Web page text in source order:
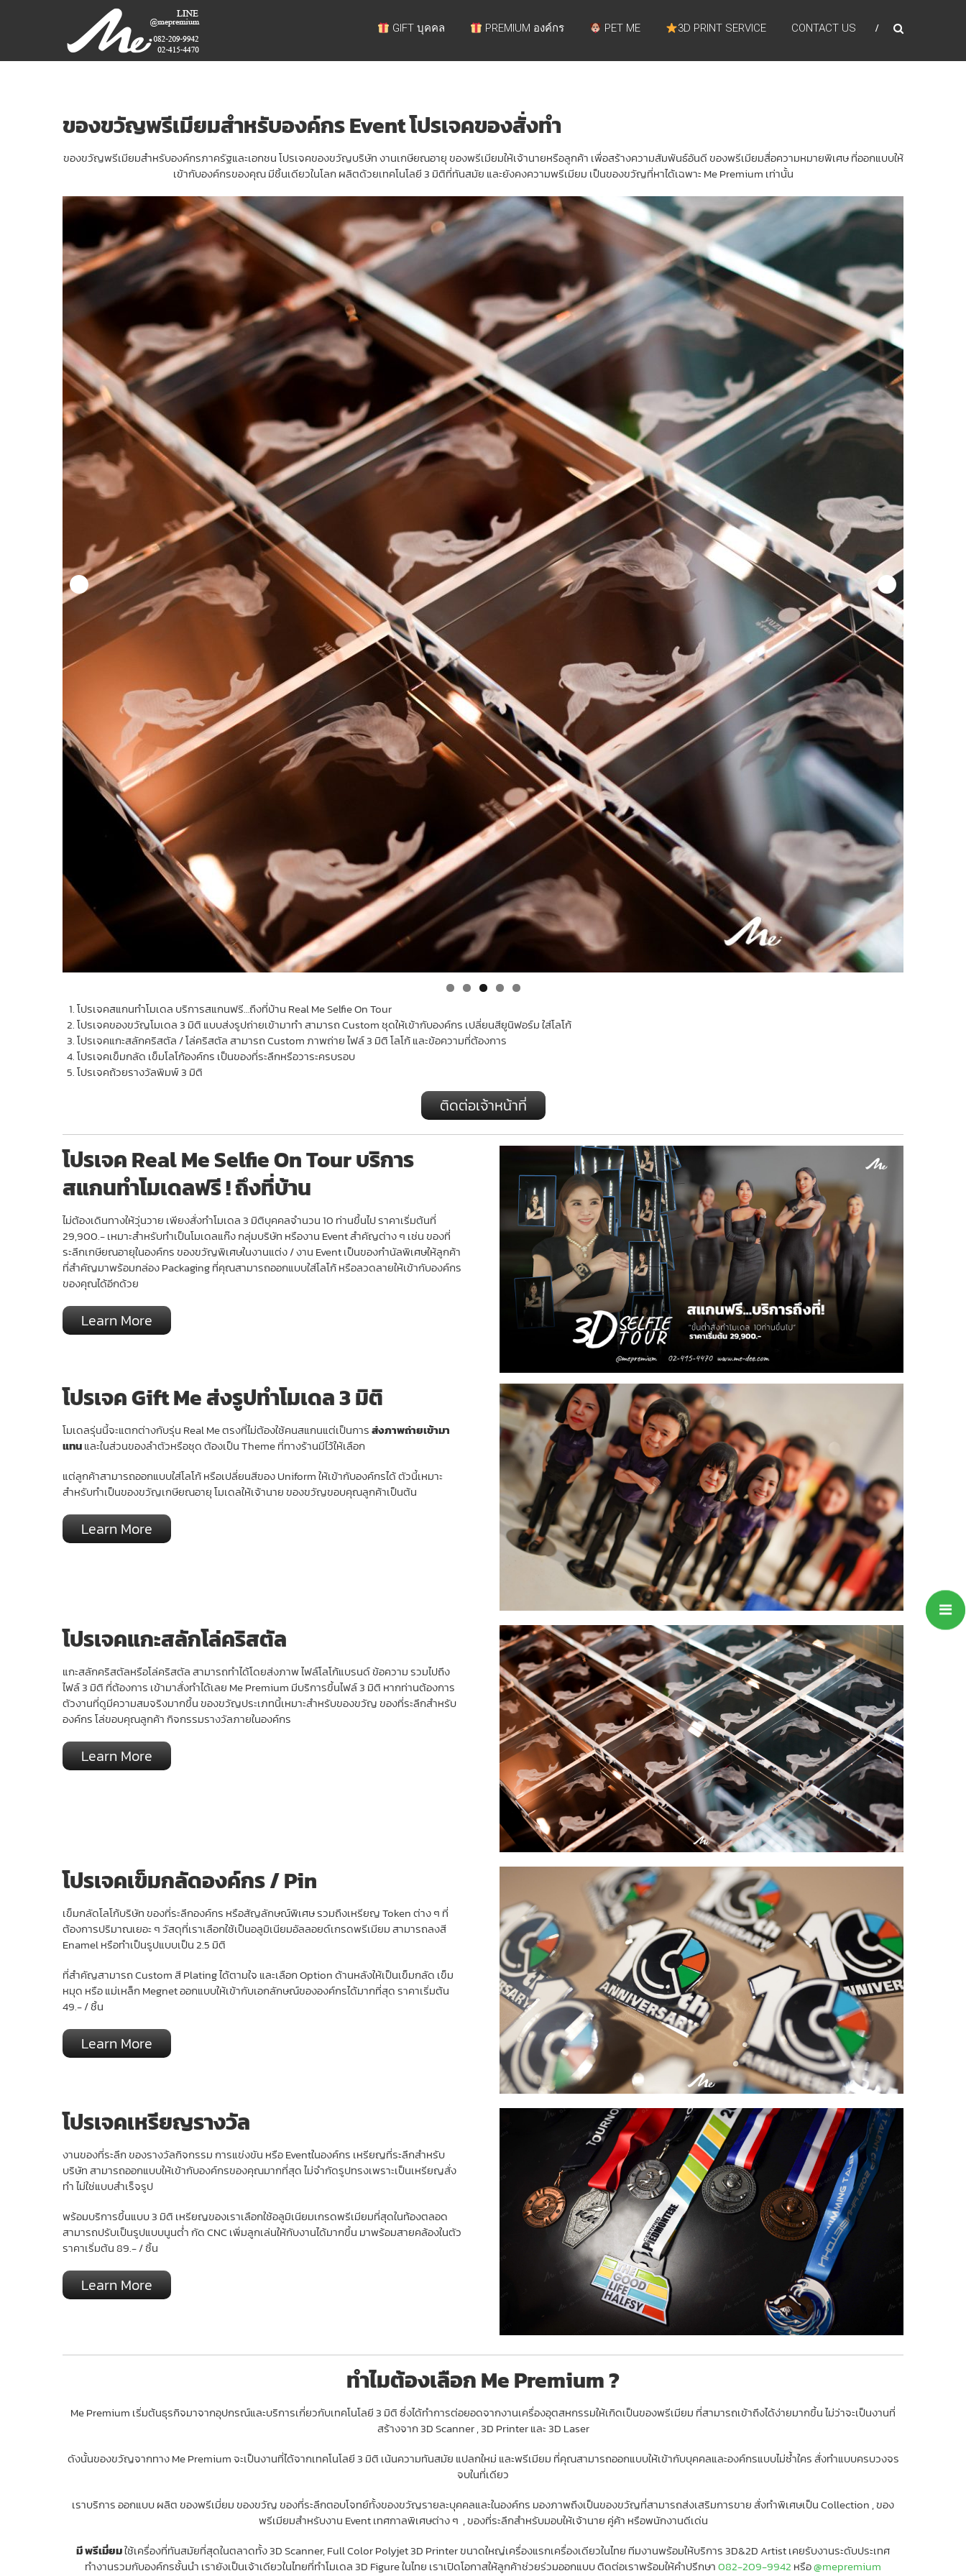
ME
PREMIUM
GIFT
CRYSTAL,
TROPHY,
3D SCAN
สินค้า
พรีเมี่
ยม
อันดับ
ของ
GIFT บุคคล PREMIUM องค์กร PET ME 3D PRINT SERVICE CONTACT US
ของขวัญพรีเมียมสำหรับองค์กร Event โปรเจคของสั่งทำ
ของขวัญพรีเมียมสำหรับองค์กรภาครัฐและเอกชน โปรเจคของขวัญบริษัท งานเกษียณอายุ ของพรีเมียมให้เจ้านายหรือลูกค้า เพื่อสร้างความสัมพันธ์อันดี ของพรีเมียมสื่อความหมายพิเศษ ที่ออกแบบให้
เข้ากับองค์กรของคุณ มีชิ้นเดียวในโลก ผลิตด้วยเทคโนโลยี 3 มิติที่ทันสมัย และยังคงความพรีเมียม เป็นของขวัญที่หาได้เฉพาะ Me Premium เท่านั้น
โปรเจคสแกนทำโมเดล บริการสแกนฟรี…ถึงที่บ้าน Real Me Selfie On Tour
โปรเจคของขวัญโมเดล 3 มิติ แบบส่งรูปถ่ายเข้ามาทำ สามารถ Custom ชุดให้เข้ากับองค์กร เปลี่ยนสียูนิฟอร์ม ใส่โลโก้
โปรเจคแกะสลักคริสตัล / โล่คริสตัล สามารถ Custom ภาพถ่าย ไฟล์ 3 มิติ โลโก้ และข้อความที่ต้องการ
โปรเจคเข็มกลัด เข็มโลโก้องค์กร เป็นของที่ระลึกหรือวาระครบรอบ
โปรเจคถ้วยรางวัลพิมพ์ 3 มิติ
ติดต่อเจ้าหน้าที่
โปรเจค Real Me Selfie On Tour บริการ
สแกนทำโมเดลฟรี ! ถึงที่บ้าน
ไม่ต้องเดินทางให้วุ่นวาย เพียงสั่งทำโมเดล 3 มิติบุคคลจำนวน 10 ท่านขึ้นไป ราคาเริ่มต้นที่
29,900.- เหมาะสำหรับทำเป็นโมเดลแก๊ง กลุ่มบริษัท หรืองาน Event สำคัญต่าง ๆ เช่น ของที่
ระลึกเกษียณอายุในองค์กร ของขวัญพิเศษในงานแต่ง / งาน Event เป็นของกำนัลพิเศษให้ลูกค้า
ที่สำคัญมาพร้อมกล่อง Packaging ที่คุณสามารถออกแบบใส่โลโก้ หรือลวดลายให้เข้ากับองค์กร
ของคุณได้อีกด้วย
Learn More
โปรเจค Gift Me ส่งรูปทำโมเดล 3 มิติ
โมเดลรุ่นนี้จะแตกต่างกับรุ่น Real Me ตรงที่ไม่ต้องใช้คนสแกนแต่เป็นการส่งภาพถ่ายเข้ามา
แทนและในส่วนของลำตัวหรือชุด ต้องเป็น Theme ที่ทางร้านมีไว้ให้เลือก
แต่ลูกค้าสามารถออกแบบใส่โลโก้ หรือเปลี่ยนสีของ Uniform ให้เข้ากับองค์กรได้ ตัวนี้เหมาะ
สำหรับทำเป็นของขวัญเกษียณอายุ โมเดลให้เจ้านาย ของขวัญขอบคุณลูกค้าเป็นต้น
Learn More
โปรเจคแกะสลักโล่คริสตัล
แกะสลักคริสตัลหรือโล่คริสตัล สามารถทำได้โดยส่งภาพ ไฟล์โลโก้แบรนด์ ข้อความ รวมไปถึง
ไฟล์ 3 มิติ ที่ต้องการ เข้ามาสั่งทำได้เลย Me Premium มีบริการขึ้นไฟล์ 3 มิติ หากท่านต้องการ
ตัวงานที่ดูมีความสมจริงมากขึ้น ของขวัญประเภทนี้เหมาะสำหรับของขวัญ ของที่ระลึกสำหรับ
องค์กร โล่ขอบคุณลูกค้า กิจกรรมรางวัลภายในองค์กร
Learn More
โปรเจคเข็มกลัดองค์กร / Pin
เข็มกลัดโลโก้บริษัท ของที่ระลึกองค์กร หรือสัญลักษณ์พิเศษ รวมถึงเหรียญ Token ต่าง ๆ ที่
ต้องการปริมาณเยอะ ๆ วัสดุที่เราเลือกใช้เป็นอลูมิเนียมอัลลอยด์เกรดพรีเมียม สามารถลงสี
Enamel หรือทำเป็นรูปแบบเป็น 2.5 มิติ
ที่สำคัญสามารถ Custom สี Plating ได้ตามใจ และเลือก Option ด้านหลังให้เป็นเข็มกลัด เข็ม
หมุด หรือ แม่เหล็ก Megnet ออกแบบให้เข้ากับเอกลักษณ์ขององค์กรได้มากที่สุด ราคาเริ่มต้น
49.- / ชิ้น
Learn More
โปรเจคเหรียญรางวัล
งานของที่ระลึก ของรางวัลกิจกรรม การแข่งขัน หรือ Eventในองค์กร เหรียญที่ระลึกสำหรับ
บริษัท สามารถออกแบบให้เข้ากับองค์กรของคุณมากที่สุด ไม่จำกัดรูปทรงเพราะเป็นเหรียญสั่ง
ทำ ไม่ใช่แบบสำเร็จรูป
พร้อมบริการขึ้นแบบ 3 มิติ เหรียญของเราเลือกใช้อลูมิเนียมเกรดพรีเมียมที่สุดในท้องตลอด
สามารถปรับเป็นรูปแบบนูนต่ำ กัด CNC เพิ่มลูกเล่นให้กับงานได้มากขึ้น มาพร้อมสายคล้องในตัว
ราคาเริ่มต้น 89.- / ชิ้น
Learn More
ทำไมต้องเลือก Me Premium ?
Me Premium เริ่มต้นธุรกิจมาจากอุปกรณ์และบริการเกี่ยวกับเทคโนโลยี 3 มิติ ซึ่งได้ทำการต่อยอดจากงานเครื่องอุตสหกรรมให้เกิดเป็นของพรีเมียม ที่สามารถเข้าถึงได้ง่ายมากขึ้น ไม่ว่าจะเป็นงานที่
สร้างจาก 3D Scanner , 3D Printer และ 3D Laser
ดังนั้นของขวัญจากทาง Me Premium จะเป็นงานที่ได้จากเทคโนโลยี 3 มิติ เน้นความทันสมัย แปลกใหม่ และพรีเมียม ที่คุณสามารถออกแบบให้เข้ากับบุคคลและองค์กรแบบไม่ซ้ำใคร สั่งทำแบบครบวงจร
จบในที่เดียว
เราบริการ ออกแบบ ผลิต ของพรีเมี่ยม ของขวัญ ของที่ระลึกตอบโจทย์ทั้งของขวัญรายละบุคคลและในองค์กร มองภาพถึงเป็นของขวัญที่สามารถส่งเสริมการขาย สั่งทำพิเศษเป็น Collection , ของ
พรีเมียมสำหรับงาน Event เทศกาลพิเศษต่าง ๆ , ของที่ระลึกสำหรับมอบให้เจ้านาย คู่ค้า หรือพนักงานดีเด่น
มี พรีเมี่ยมใช้เครื่องที่ทันสมัยที่สุดในตลาดทั้ง 3D Scanner, Full Color Polyjet 3D Printer ขนาดใหญ่เครื่องแรกเครื่องเดียวในไทย ทีมงานพร้อมให้บริการ 3D&2D Artist เคยรับงานระดับประเทศ
ทำงานรวมกับองค์กรชั้นนำ เรายังเป็นเจ้าเดียวในไทยที่ทำโมเดล 3D Figure ในไทย เราเปิดโอกาสให้ลูกค้าช่วยร่วมออกแบบ ติดต่อเราพร้อมให้คำปรึกษา082-209-9942 หรือ@mepremium